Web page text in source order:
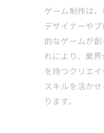
ゲーム制作は
デザイナーや
的なゲームが
れにより、業
を持つクリエ
スキルを活か
ります。